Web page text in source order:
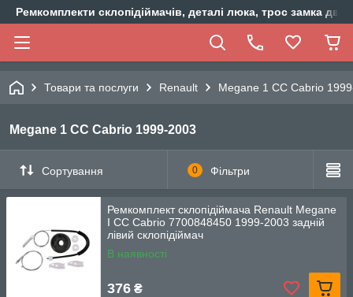
Ремкомплекти склопідіймачів, деталі люка, трос замка
Товари та послуги Renault Megane 1 CC Cabrio
Megane 1 CC Cabrio 1999-2003
Сортування 0 Фільтри
Ремкомплект склопідіймача Renault Megane
I CC Cabrio 7700848450 1999-2003 задній
лівий склопідіймач
В наявності
376 ₴